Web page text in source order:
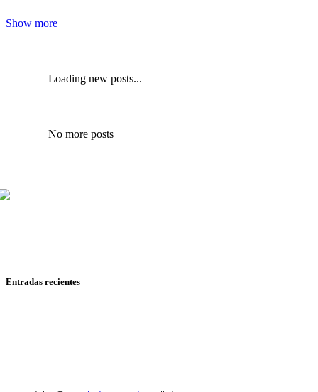
Show more
Loading new posts...
No more posts
Entradas recientes